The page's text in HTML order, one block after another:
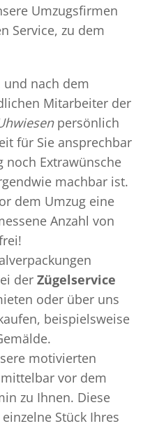
Umzugsfirmen
Service, zu dem
und nach dem
Mitarbeiter der
persönlich
für Sie ansprechbar
noch Extrawünsche
machbar ist.
dem Umzug eine
Anzahl von
der Zügelservice
oder über uns
beispielsweise
motivierten
vor dem
zu Ihnen. Diese
Stück Ihres